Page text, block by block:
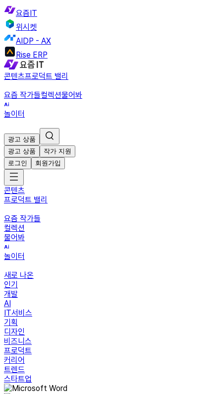
요즘IT
위시켓
AIDP - AX
Rise ERP
콘텐츠프로덕트 밸리
요즘 작가들컬렉션물어봐
놀이터
광고 상품
광고 상품
작가 지원
로그인
회원가입
콘텐츠
프로덕트 밸리
요즘 작가들
컬렉션
물어봐
놀이터
새로 나온
인기
개발
AI
IT서비스
기획
디자인
비즈니스
프로덕트
커리어
트렌드
스타트업